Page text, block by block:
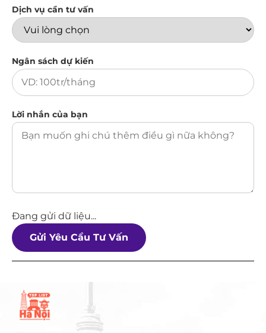
Dịch vụ cần tư vấn
Ngân sách dự kiến
Lời nhắn của bạn
Đang gửi dữ liệu...
Gửi Yêu Cầu Tư Vấn